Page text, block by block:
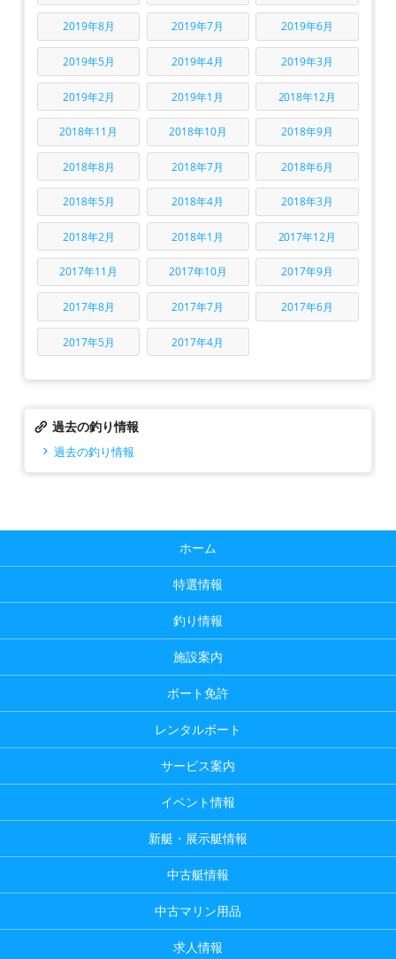
2019年8月 2019年7月 2019年6月
2019年5月 2019年4月 2019年3月
2019年2月 2019年1月 2018年12月
2018年11月 2018年10月 2018年9月
2018年8月 2018年7月 2018年6月
2018年5月 2018年4月 2018年3月
2018年2月 2018年1月 2017年12月
2017年11月 2017年10月 2017年9月
2017年8月 2017年7月 2017年6月
2017年5月 2017年4月
過去の釣り情報
過去の釣り情報
ホーム
特選情報
釣り情報
施設案内
ボート免許
レンタルボート
サービス案内
イベント情報
新艇・展示艇情報
中古艇情報
中古マリン用品
求人情報